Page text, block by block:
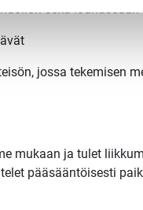
sekä lounasedun
jossa tekemisen
mukaan ja tulet
pääsääntöisesti